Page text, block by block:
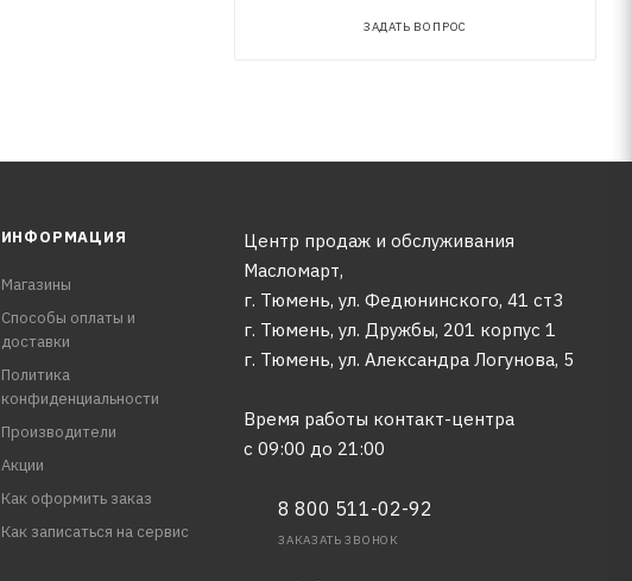
ЗАДАТЬ ВОПРОС
ИНФОРМАЦИЯ
Магазины
Способы оплаты и
доставки
Политика
конфиденциальности
Производители
Акции
Как оформить заказ
Как записаться на сервис
Центр продаж и обслуживания
Масломарт,
г. Тюмень, ул. Федюнинского, 41 ст3
г. Тюмень, ул. Дружбы, 201 корпус 1
г. Тюмень, ул. Александра Логунова, 5
Время работы контакт-центра
с 09:00 до 21:00
8 800 511-02-92
ЗАКАЗАТЬ ЗВОНОК